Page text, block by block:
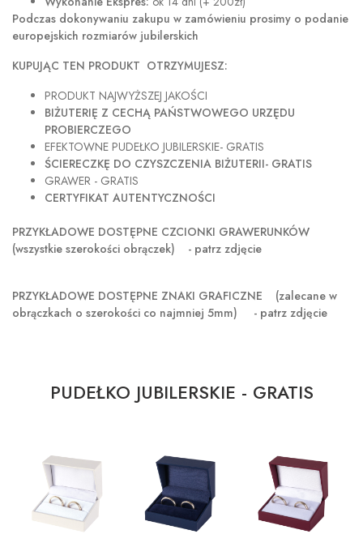
Podczas dokonywaniu zakupu w zamówieniu prosimy o podanie
europejskich rozmiarów jubilerskich
KUPUJĄC TEN PRODUKT OTRZYMUJESZ:
PRODUKT NAJWYŻSZEJ JAKOŚCI
BIŻUTERIĘ Z CECHĄ PAŃSTWOWEGO URZĘDU
PROBIERCZEGO
EFEKTOWNE PUDEŁKO JUBILERSKIE- GRATIS
ŚCIERECZKĘ DO CZYSZCZENIA BIŻUTERII- GRATIS
GRAWER - GRATIS
CERTYFIKAT AUTENTYCZNOŚCI
PRZYKŁADOWE DOSTĘPNE CZCIONKI GRAWERUNKÓW
(wszystkie szerokości obrączek) - patrz zdjęcie
PRZYKŁADOWE DOSTĘPNE ZNAKI GRAFICZNE (zalecane w
obrączkach o szerokości co najmniej 5mm) - patrz zdjęcie
PUDEŁKO JUBILERSKIE - GRATIS